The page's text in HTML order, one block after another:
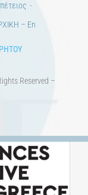
– En
Reserved –